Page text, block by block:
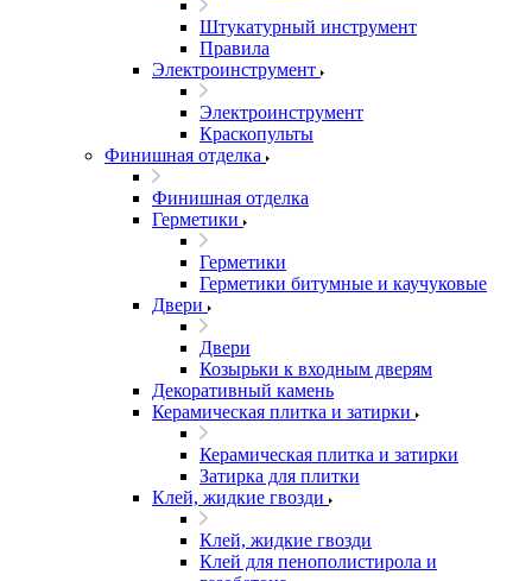
Штукатурный инструмент
Правила
Электроинструмент
Электроинструмент
Краскопульты
Финишная отделка
Финишная отделка
Герметики
Герметики
Герметики битумные и каучуковые
Двери
Двери
Козырьки к входным дверям
Декоративный камень
Керамическая плитка и затирки
Керамическая плитка и затирки
Затирка для плитки
Клей, жидкие гвозди
Клей, жидкие гвозди
Клей для пенополистирола и